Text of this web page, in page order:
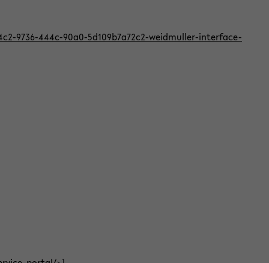
9736-444c-90a0-5d109b7a72c2-weidmuller-interface-